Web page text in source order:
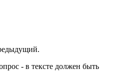
- в тексте должен быть